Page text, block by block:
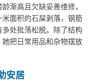
渐高且欠缺妥善维修，
面积的石屎剥落，钢筋
处批荡松脱。除了结构
把日常用品和杂物摆放
安居